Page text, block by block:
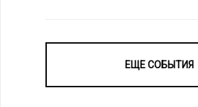
ЕЩЕ СОБЫТИЯ